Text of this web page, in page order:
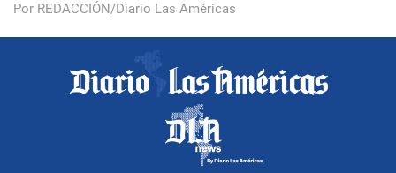
Por REDACCIÓN/Diario Las Américas